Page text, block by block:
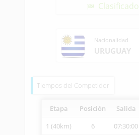
Clasificado
Nacionalidad
URUGUAY
Tiempos del Competidor
Etapa Posición Salida
1 (40km)
6 07:30:00